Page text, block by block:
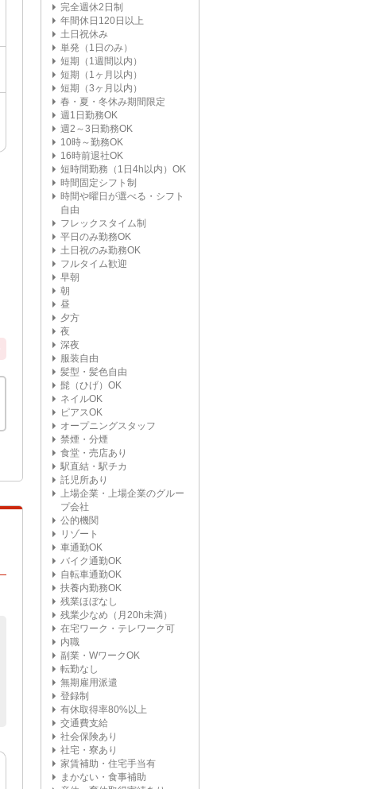
完全週休2日制
年間休日120日以上
土日祝休み
単発（1日のみ）
短期（1週間以内）
短期（1ヶ月以内）
短期（3ヶ月以内）
春・夏・冬休み期間限定
週1日勤務OK
週2～3日勤務OK
10時～勤務OK
16時前退社OK
短時間勤務（1日4h以内）OK
時間固定シフト制
時間や曜日が選べる・シフト
自由
フレックスタイム制
平日のみ勤務OK
土日祝のみ勤務OK
フルタイム歓迎
早朝
朝
昼
夕方
夜
深夜
服装自由
髪型・髪色自由
髭（ひげ）OK
ネイルOK
ピアスOK
オープニングスタッフ
禁煙・分煙
食堂・売店あり
駅直結・駅チカ
託児所あり
上場企業・上場企業のグルー
プ会社
公的機関
リゾート
車通勤OK
バイク通勤OK
自転車通勤OK
扶養内勤務OK
残業ほぼなし
残業少なめ（月20h未満）
在宅ワーク・テレワーク可
内職
副業・WワークOK
転勤なし
無期雇用派遣
登録制
有休取得率80%以上
交通費支給
社会保険あり
社宅・寮あり
家賃補助・住宅手当有
まかない・食事補助